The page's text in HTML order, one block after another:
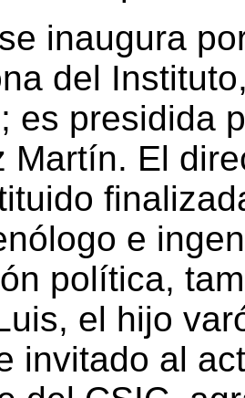
inaugura
del
es presidida
Martín. El
e
política,
el hijo
invitado al